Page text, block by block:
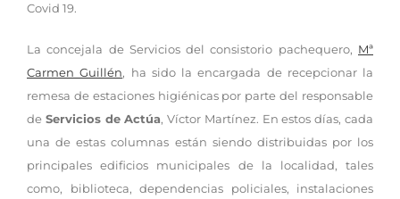
Covid 19.
La concejala de Servicios del consistorio pachequero, Mª
Carmen Guillén, ha sido la encargada de recepcionar la
remesa de estaciones higiénicas por parte del responsable
de Servicios de Actúa, Víctor Martínez. En estos días, cada
una de estas columnas están siendo distribuidas por los
principales edificios municipales de la localidad, tales
como, biblioteca, dependencias policiales, instalaciones